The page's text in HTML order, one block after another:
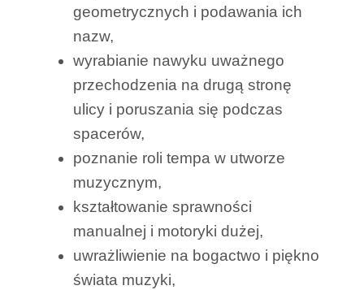
geometrycznych i podawania ich
nazw,
wyrabianie nawyku uważnego
przechodzenia na drugą stronę
ulicy i poruszania się podczas
spacerów,
poznanie roli tempa w utworze
muzycznym,
kształtowanie sprawności
manualnej i motoryki dużej,
uwrażliwienie na bogactwo i piękno
świata muzyki,